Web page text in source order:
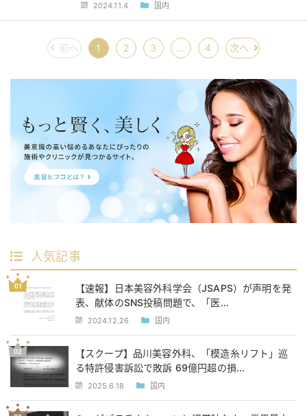
2024.11.4 国内
前へ 1 2 3 ... 4 次へ
人気記事
【速報】日本美容外科学会（JSAPS）が声明を発
表、献体のSNS投稿問題で、「医...
2024.12.26 国内
【スクープ】品川美容外科、「模造糸リフト」巡
る特許侵害訴訟で敗訴 69億円超の損...
2025.6.18 国内